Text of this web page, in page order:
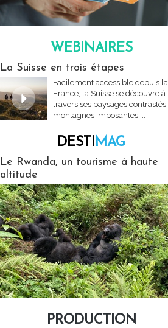
WEBINAIRES
La Suisse en trois étapes
Facilement accessible depuis la
France, la Suisse se découvre à
travers ses paysages contrastés,
montagnes imposantes,...
DESTIMAG
Le Rwanda, un tourisme à haute
altitude
PRODUCTION